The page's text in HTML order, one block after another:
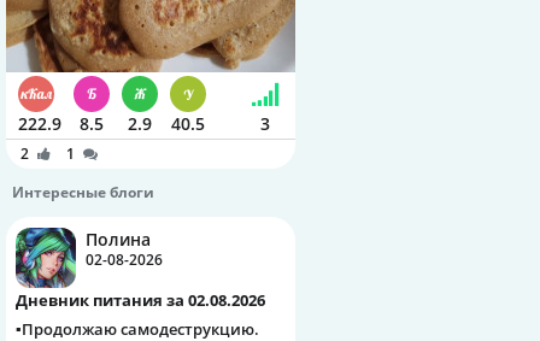
222.9 8.5 2.9 40.5 3
2
1
Интересные блоги
Полина
02-08-2026
Дневник питания за 02.08.2026
▪️Продолжаю самодеструкцию.